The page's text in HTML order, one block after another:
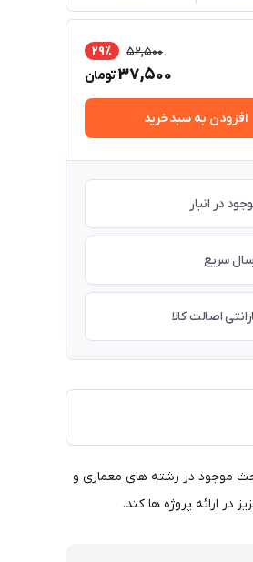
52,500 29٪
37,500تومان
افزودن به سبدخرید
در انبار
سریع
اصالت کالا
موجود در رشته های معماری و
در ارائه پروژه ها کند.